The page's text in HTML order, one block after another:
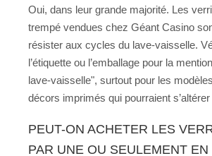
Oui, dans leur grande majorité. Les
trempé vendues chez Géant Casino
résister aux cycles du lave-vaisselle.
l’étiquette ou l’emballage pour la
lave-vaisselle", surtout pour les
décors imprimés qui pourraient
PEUT-ON ACHETER LES
PAR UNE OU SEULEMENT EN